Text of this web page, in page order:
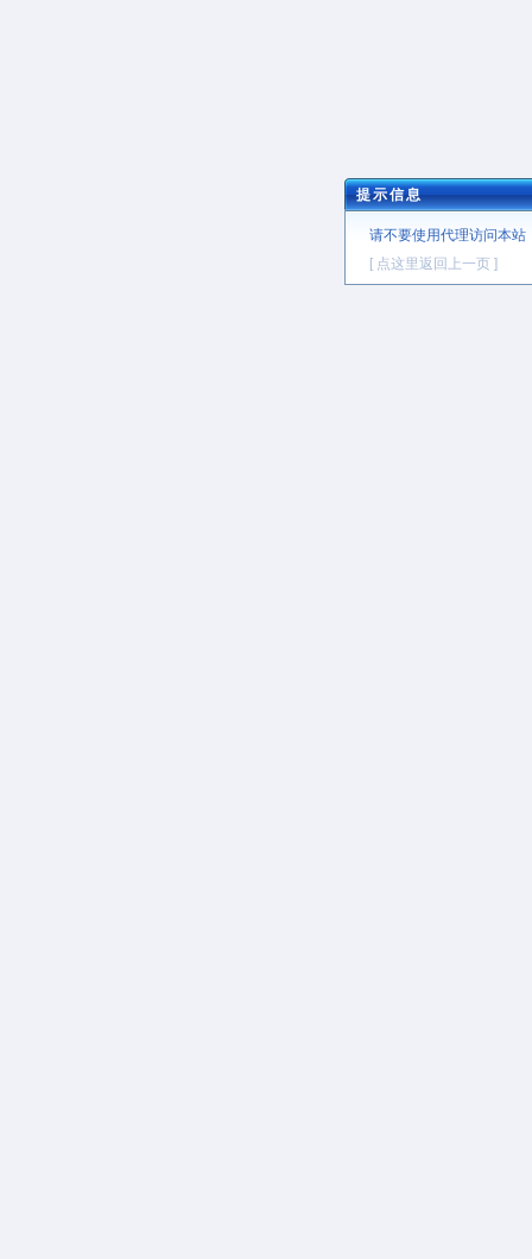
提示信息
请不要使用代理访问本站
[ 点这里返回上一页 ]